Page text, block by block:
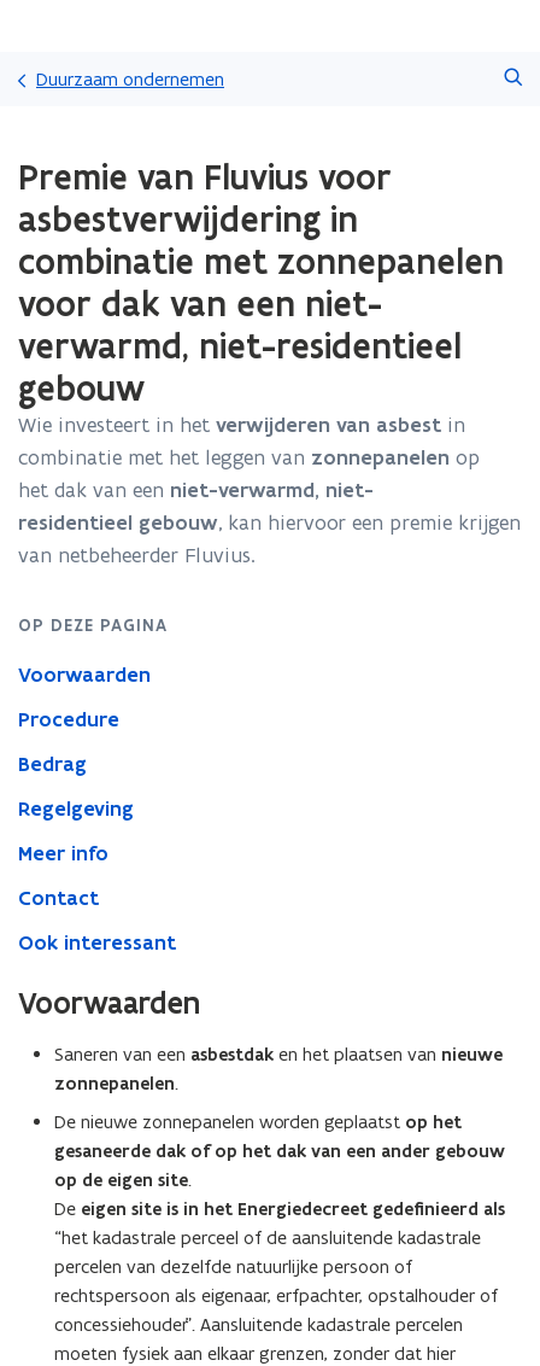
gaan
Duurzaam ondernemen
met
laden.
zich
op:
Premie
van
voor
asbestverwijdering
combinatie
met
zonnepanelen
voor
een
verwarmd,
residentieel
Premie van Fluvius voor
asbestverwijdering in
combinatie met zonnepanelen
voor dak van een niet-
verwarmd, niet-residentieel
gebouw
Wie investeert in het verwijderen van asbest in
combinatie met het leggen van zonnepanelen op
het dak van een niet-verwarmd, niet-
residentieel gebouw, kan hiervoor een premie krijgen
van netbeheerder Fluvius.
OP DEZE PAGINA
Voorwaarden
Procedure
Bedrag
Regelgeving
Meer info
Contact
Ook interessant
Voorwaarden
Saneren van een asbestdak en het plaatsen van nieuwe
zonnepanelen.
De nieuwe zonnepanelen worden geplaatst op het
gesaneerde dak of op het dak van een ander gebouw
op de eigen site.
De eigen site is in het Energiedecreet gedefinieerd als
“het kadastrale perceel of de aansluitende kadastrale
percelen van dezelfde natuurlijke persoon of
rechtspersoon als eigenaar, erfpachter, opstalhouder of
concessiehouder”. Aansluitende kadastrale percelen
moeten fysiek aan elkaar grenzen, zonder dat hier